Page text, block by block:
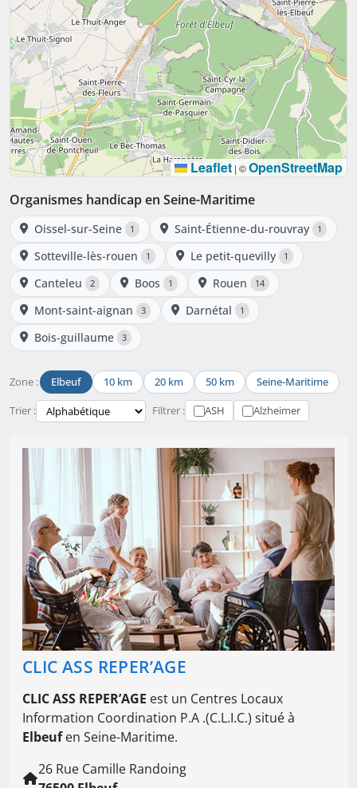
Leaflet | ©OpenStreetMap
Organismes handicap en Seine-Maritime
Oissel-sur-Seine 1 Saint-Étienne-du-rouvray 1
Sotteville-lès-rouen 1 Le petit-quevilly 1
Canteleu 2 Boos 1 Rouen 14
Mont-saint-aignan 3 Darnétal 1
Bois-guillaume 3
Zone : Elbeuf 10 km 20 km 50 km Seine-Maritime
Trier : Filtrer : ASH Alzheimer
CLIC ASS REPER’AGE
CLIC ASS REPER’AGE est un Centres Locaux
Information Coordination P.A .(C.L.I.C.) situé à
Elbeufen Seine-Maritime.
26 Rue Camille Randoing